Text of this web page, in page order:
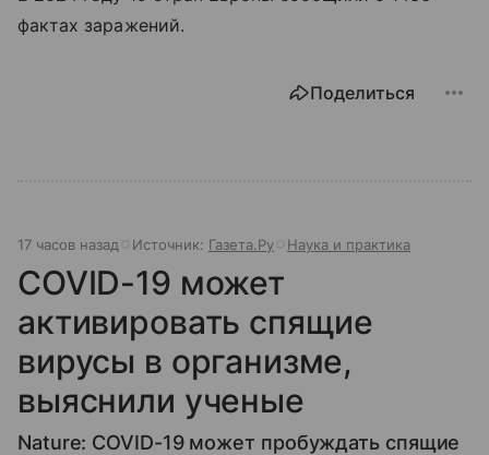
фактах заражений.
Поделиться
17 часов назад Источник: Газета.Ру Наука и практика
COVID-19 может
активировать спящие
вирусы в организме,
выяснили ученые
Nature: COVID-19 может пробуждать спящие